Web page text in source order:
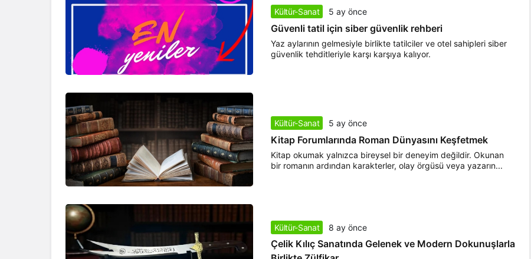
Kültür-Sanat 5 ay önce
Güvenli tatil için siber güvenlik rehberi
Yaz aylarının gelmesiyle birlikte tatilciler ve otel sahipleri siber
güvenlik tehditleriyle karşı karşıya kalıyor.
Kültür-Sanat 5 ay önce
Kitap Forumlarında Roman Dünyasını Keşfetmek
Kitap okumak yalnızca bireysel bir deneyim değildir. Okunan
bir romanın ardından karakterler, olay örgüsü veya yazarın...
Kültür-Sanat 8 ay önce
Çelik Kılıç Sanatında Gelenek ve Modern Dokunuşlarla